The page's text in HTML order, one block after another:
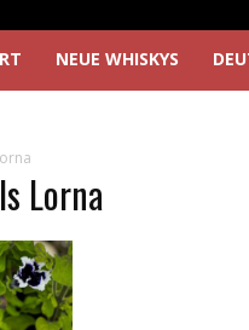
NEUE WHISKYS
Lorna